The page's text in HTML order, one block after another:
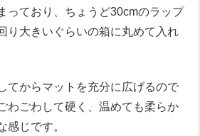
っており、ちょうど30cmのラップ
り大きいぐらいの箱に丸めて入れ
てからマットを充分に広げるので
わごわして硬く、温めても柔らか
感じです。